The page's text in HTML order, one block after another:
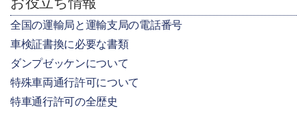
全国の運輸局と運輸支局の電話番号
車検証書換に必要な書類
ダンプゼッケンについて
特殊車両通行許可について
特車通行許可の全歴史